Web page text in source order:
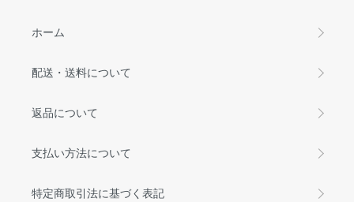
ホーム
配送・送料について
返品について
支払い方法について
特定商取引法に基づく表記